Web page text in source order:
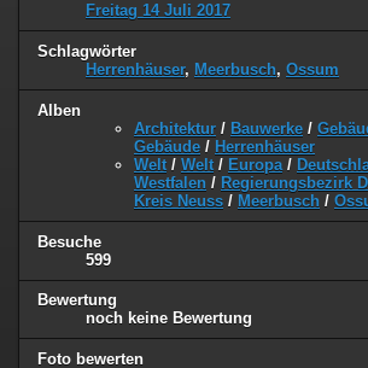
Freitag 14 Juli 2017
Schlagwörter
Herrenhäuser, Meerbusch, Ossum
Alben
Architektur / Bauwerke /
Gebäude / Herrenhäuser
Welt / Welt / Europa /
Westfalen / Regierungsbezirk
Kreis Neuss / Meerbusch /
Besuche
599
Bewertung
noch keine Bewertung
Foto bewerten